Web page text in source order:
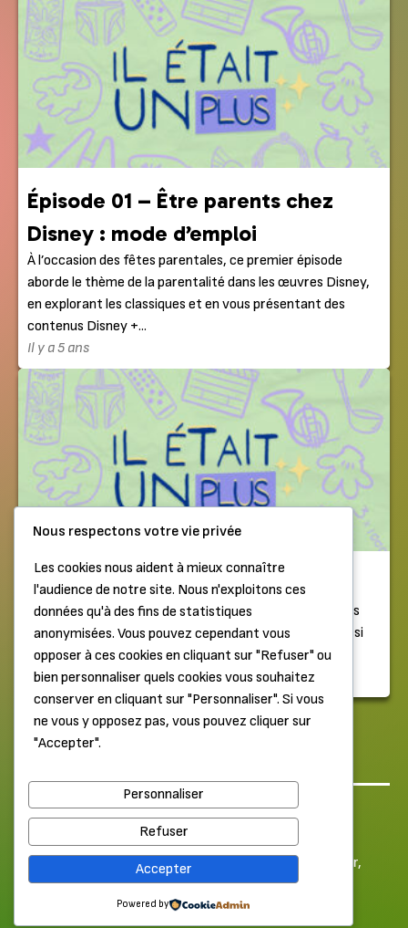
Épisode 01 – Être parents chez
Disney : mode d’emploi
À l’occasion des fêtes parentales, ce premier épisode
aborde le thème de la parentalité dans les œuvres Disney,
en explorant les classiques et en vous présentant des
contenus Disney +...
Il y a 5 ans
Épisode 00 – Présentation
Dans cet épisode 0, on vous dit tout sur Il était un +, ses
origines et ses objectifs ! L’épisode vous permettra aussi
d’apprendre à mieux connaître notre fine équipe.Il...
Il y a 5 ans
Pagination
publications
Haut de page Mentions légales
© 2026 Label Élabète. Tous droits réservés.
Merci à nos Patrons Or pour leur soutien : Pierre Goodcar,
Antinéa,Nic'o'ciné,Wakkun,Lakaelie,Jerell,Anthonome
Nicolas et Marine,Clara,Cedric
Nous respectons votre vie privée
Les cookies nous aident à mieux connaître
l'audience de notre site. Nous n'exploitons ces
données qu'à des fins de statistiques
anonymisées. Vous pouvez cependant vous
opposer à ces cookies en cliquant sur "Refuser" ou
bien personnaliser quels cookies vous souhaitez
conserver en cliquant sur "Personnaliser". Si vous
ne vous y opposez pas, vous pouvez cliquer sur
"Accepter".
Personnaliser
Refuser
Accepter
Powered by